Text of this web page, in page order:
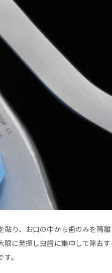
り、お口の中から歯のみを隔
に発揮し虫歯に集中して除去
。